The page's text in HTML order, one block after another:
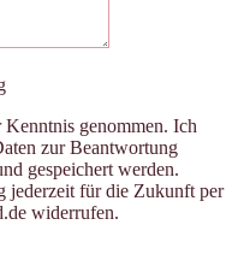
Kenntnis genommen. Ich
zur Beantwortung
gespeichert werden.
für die Zukunft per
widerrufen.